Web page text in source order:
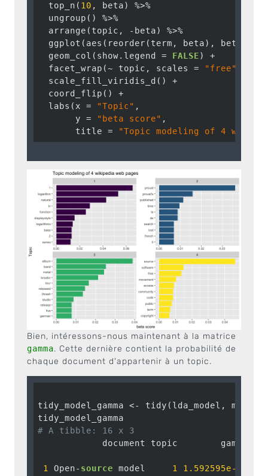
  top_n(
10 , beta) %>%
  ungroup() %>%
  arrange(topic, -beta) %>%
ggplot(aes(reorder(term, beta), beta,
  geom_col(show.legend =
FALSE) +
  facet_wrap(~ topic, scales =
"free"
  scale_fill_viridis_d() +
  coord_flip() +
  labs(x =
"Topic" ,
       y =
"beta score" ,
       title =
"Topic modeling of 4
Bien, intéressons-nous maintenant à la matrice
gamma. Cette dernière contient la probabilité de
chaque document d'appartenir à un topic.
tidy_model_gamma <- tidy(lda_model,
# A tibble: 16 x 3
            document topic        gamma
1 Open- source model 1
1.592595e-05